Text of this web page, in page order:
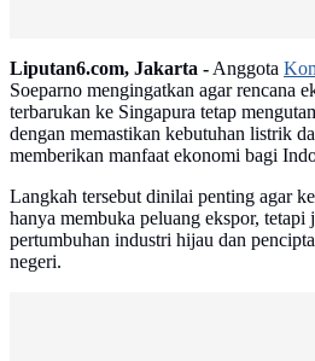
Liputan6.com, Jakarta -Anggota
Soeparno mengingatkan agar rencana
terbarukan ke Singapura tetap
dengan memastikan kebutuhan listrik
memberikan manfaat ekonomi bagi
Langkah tersebut dinilai penting agar
hanya membuka peluang ekspor, tetapi
pertumbuhan industri hijau dan
negeri.